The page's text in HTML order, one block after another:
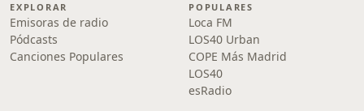
EXPLORAR
Emisoras de radio
Pódcasts
Canciones Populares
POPULARES
Loca FM
LOS40 Urban
COPE Más Madrid
LOS40
esRadio